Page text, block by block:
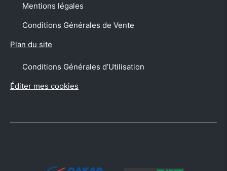
Mentions légales
Conditions Générales de Vente
Plan du site
Conditions Générales d’Utilisation
Éditer mes cookies